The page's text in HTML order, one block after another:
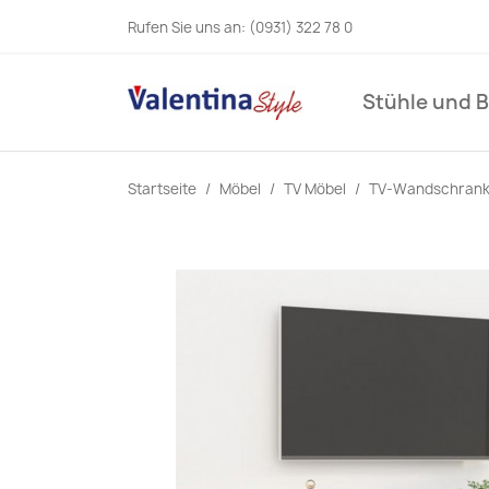
Rufen Sie uns an: (0931) 322 78 0
Stühle und
Startseite Möbel TV Möbel TV-